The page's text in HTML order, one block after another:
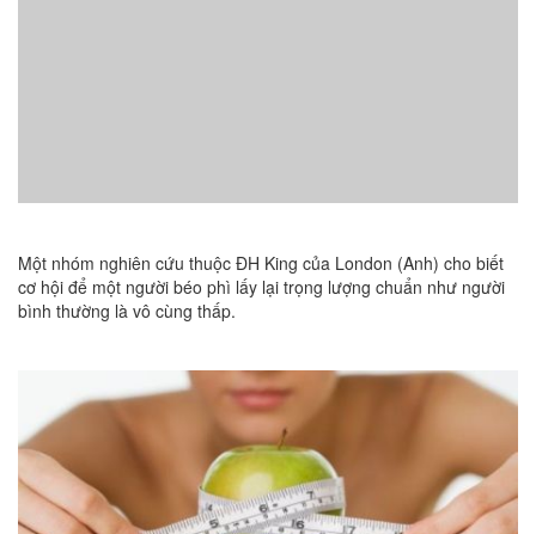
Một nhóm nghiên cứu thuộc ĐH King của London (Anh) cho biết
cơ hội để một người béo phì lấy lại trọng lượng chuẩn như người
bình thường là vô cùng thấp.